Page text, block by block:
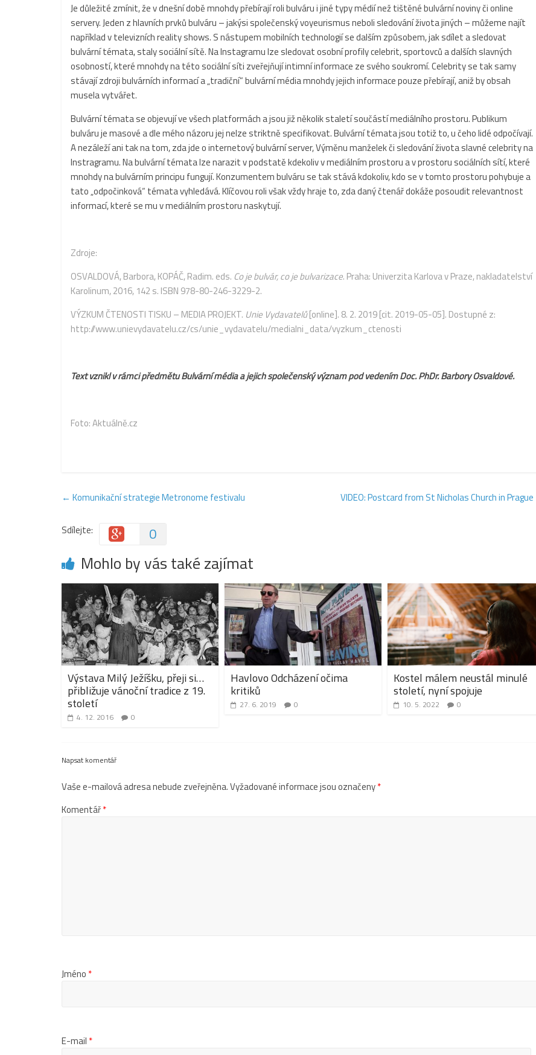
Je důležité zmínit, že v dnešní době mnohdy přebírají roli bulváru i jiné typy médií než tištěné bulvární noviny či online
servery. Jeden z hlavních prvků bulváru – jakýsi společenský voyeurismus neboli sledování života jiných – můžeme najít
například v televizních reality shows. S nástupem mobilních technologií se dalším způsobem, jak sdílet a sledovat
bulvární témata, staly sociální sítě. Na Instagramu lze sledovat osobní profily celebrit, sportovců a dalších slavných
osobností, které mnohdy na této sociální síti zveřejňují intimní informace ze svého soukromí. Celebrity se tak samy
stávají zdroji bulvárních informací a „tradiční“ bulvární média mnohdy jejich informace pouze přebírají, aniž by obsah
musela vytvářet.
Bulvární témata se objevují ve všech platformách a jsou již několik staletí součástí mediálního prostoru. Publikum
bulváru je masové a dle mého názoru jej nelze striktně specifikovat. Bulvární témata jsou totiž to, u čeho lidé odpočívají.
A nezáleží ani tak na tom, zda jde o internetový bulvární server, Výměnu manželek či sledování života slavné celebrity na
Instragramu. Na bulvární témata lze narazit v podstatě kdekoliv v mediálním prostoru a v prostoru sociálních sítí, které
mnohdy na bulvárním principu fungují. Konzumentem bulváru se tak stává kdokoliv, kdo se v tomto prostoru pohybuje a
tato „odpočinková“ témata vyhledává. Klíčovou roli však vždy hraje to, zda daný čtenář dokáže posoudit relevantnost
informací, které se mu v mediálním prostoru naskytují.
Zdroje:
OSVALDOVÁ, Barbora, KOPÁČ, Radim. eds. Co je bulvár, co je bulvarizace. Praha: Univerzita Karlova v Praze, nakladatelství
Karolinum, 2016, 142 s. ISBN 978-80-246-3229-2.
VÝZKUM ČTENOSTI TISKU – MEDIA PROJEKT. Unie Vydavatelů[online]. 8. 2. 2019 [cit. 2019-05-05]. Dostupné z:
http://www.unievydavatelu.cz/cs/unie_vydavatelu/medialni_data/vyzkum_ctenosti
Text vznikl v rámci předmětu Bulvární média a jejich společenský význam pod vedenímDoc. PhDr. Barbory Osvaldové.
Foto:Aktuálně.cz
← Komunikační strategie Metronome festivalu VIDEO: Postcard from St Nicholas Church in Prague
Sdílejte: 0
Mohlo by vás také zajímat
Výstava Milý Ježíšku, přeji si…
přibližuje vánoční tradice z 19.
století
4. 12. 2016 0
Havlovo Odcházení očima
kritiků
27. 6. 2019 0
Kostel málem neustál minulé
století, nyní spojuje
10. 5. 2022 0
Napsat komentář
Vaše e-mailová adresa nebude zveřejněna.Vyžadované informace jsou označeny*
Komentář*
Jméno *
E-mail *